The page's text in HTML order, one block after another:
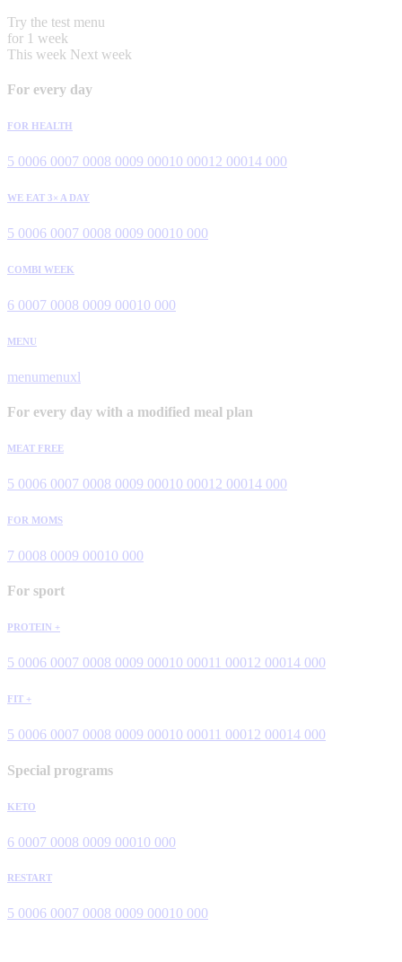
Try the test menu
for 1 week
This week Next week
For every day
FOR HEALTH
5 0006 0007 0008 0009 00010 00012 00014 000
WE EAT 3× A DAY
5 0006 0007 0008 0009 00010 000
COMBI WEEK
6 0007 0008 0009 00010 000
MENU
menumenuxl
For every day with a modified meal plan
MEAT FREE
5 0006 0007 0008 0009 00010 00012 00014 000
FOR MOMS
7 0008 0009 00010 000
For sport
PROTEIN +
5 0006 0007 0008 0009 00010 00011 00012 00014 000
FIT +
5 0006 0007 0008 0009 00010 00011 00012 00014 000
Special programs
KETO
6 0007 0008 0009 00010 000
RESTART
5 0006 0007 0008 0009 00010 000